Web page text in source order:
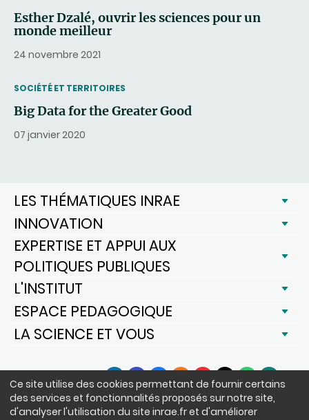
Ce site utilise des cookies permettant de fournir certains
des services et fonctionnalités proposés sur notre site,
d'analyser l'utilisation du site inrae.fr et d'améliorer
Esther Dzalé, ouvrir les sciences pour un
monde meilleur
24 novembre 2021
THEMATIC
SOCIÉTÉ ET TERRITOIRES
Big Data for the Greater Good
07 janvier 2020
LES THÉMATIQUES INRAE
INNOVATION
EXPERTISE ET APPUI AUX
POLITIQUES PUBLIQUES
L'INSTITUT
ESPACE PEDAGOGIQUE
LA SCIENCE ET VOUS
SUIVEZ-NOUS
LinkedInFacebook
BlueSkyInstagram
YouTube
X WhatsAppPodcasts